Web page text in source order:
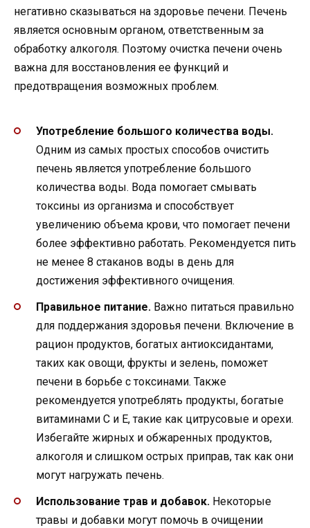
негативно сказываться на здоровье печени. Печень
является основным органом, ответственным за
обработку алкоголя. Поэтому очистка печени очень
важна для восстановления ее функций и
предотвращения возможных проблем.
Употребление большого количества воды.
Одним из самых простых способов очистить
печень является употребление большого
количества воды. Вода помогает смывать
токсины из организма и способствует
увеличению объема крови, что помогает печени
более эффективно работать. Рекомендуется пить
не менее 8 стаканов воды в день для
достижения эффективного очищения.
Правильное питание. Важно питаться правильно
для поддержания здоровья печени. Включение в
рацион продуктов, богатых антиоксидантами,
таких как овощи, фрукты и зелень, поможет
печени в борьбе с токсинами. Также
рекомендуется употреблять продукты, богатые
витаминами С и Е, такие как цитрусовые и орехи.
Избегайте жирных и обжаренных продуктов,
алкоголя и слишком острых приправ, так как они
могут нагружать печень.
Использование трав и добавок. Некоторые
травы и добавки могут помочь в очищении